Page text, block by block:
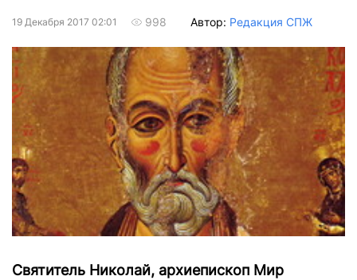
19 Декабря 2017 02:01 998 Автор: Редакция СПЖ
Святитель Николай, архиепископ Мир